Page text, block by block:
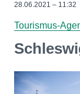
28.06.2021 – 11:32
Tourismus-